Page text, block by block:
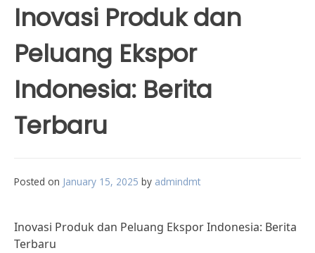
Inovasi Produk dan
Peluang Ekspor
Indonesia: Berita
Terbaru
Posted on January 15, 2025 by admindmt
Inovasi Produk dan Peluang Ekspor Indonesia: Berita
Terbaru